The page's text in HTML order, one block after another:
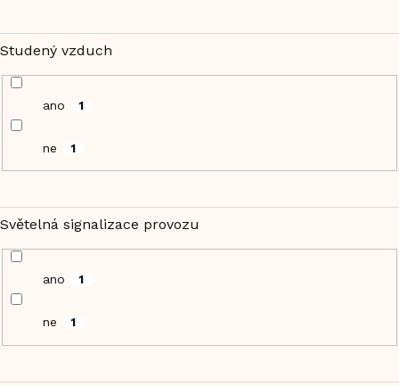
Studený vzduch
ano 1
ne 1
Světelná signalizace provozu
ano 1
ne 1